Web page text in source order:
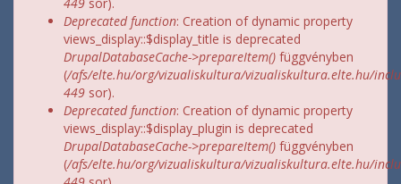
Deprecated function: Creation of dynamic property
views_display::$display_title is deprecated
DrupalDatabaseCache->prepareItem() függvényben
(/afs/elte.hu/org/vizualiskultura/vizualiskultura.elte.hu/
449 sor).
Deprecated function: Creation of dynamic property
views_display::$display_plugin is deprecated
DrupalDatabaseCache->prepareItem() függvényben
(/afs/elte.hu/org/vizualiskultura/vizualiskultura.elte.hu/